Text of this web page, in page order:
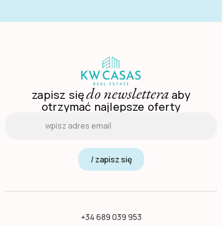
zapisz siędo newslettera aby
otrzymać najlepsze oferty
/ zapisz się
+34 689 039 953